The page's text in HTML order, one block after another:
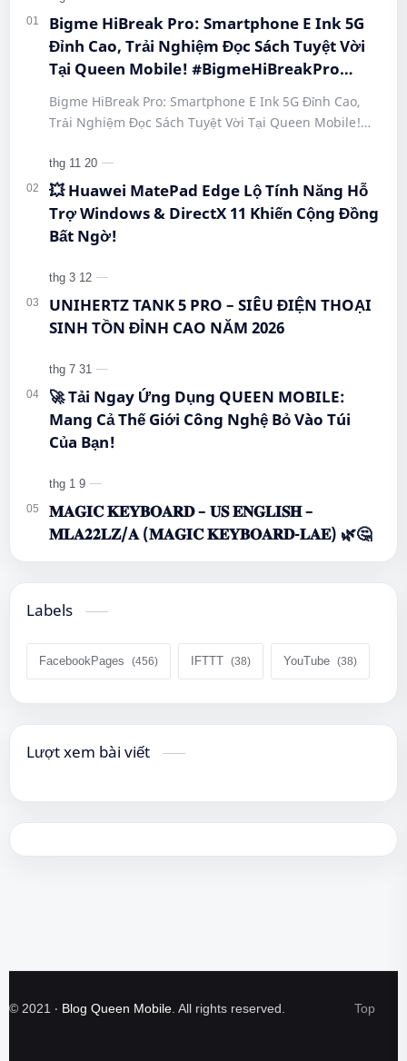
Bigme HiBreak Pro: Smartphone E Ink 5G
Đỉnh Cao, Trải Nghiệm Đọc Sách Tuyệt Vời
Tại Queen Mobile! #BigmeHiBreakPro
#SmartphoneEInk #QueenMobile
#HiBreakPro5G #DienThoaiDocSach
#CongNgheMoi #MuaSamThongMinh
#EInkPhone #5GSmartphone
Bigme HiBreak Pro: Smartphone E Ink 5G Đỉnh Cao,
Trải Nghiệm Đọc Sách Tuyệt Vời Tại Queen Mobile!
#Hi…
💥 Huawei MatePad Edge Lộ Tính Năng Hỗ
Trợ Windows & DirectX 11 Khiến Cộng Đồng
Bất Ngờ!
UNIHERTZ TANK 5 PRO – SIÊU ĐIỆN THOẠI
SINH TỒN ĐỈNH CAO NĂM 2026
🚀 Tải Ngay Ứng Dụng QUEEN MOBILE:
Mang Cả Thế Giới Công Nghệ Bỏ Vào Túi
Của Bạn!
𝐌𝐀𝐆𝐈𝐂 𝐊𝐄𝐘𝐁𝐎𝐀𝐑𝐃 – 𝐔𝐒 𝐄𝐍𝐆𝐋𝐈𝐒𝐇 –
𝐌𝐋𝐀𝟐𝟐𝐋𝐙/𝐀 (𝐌𝐀𝐆𝐈𝐂 𝐊𝐄𝐘𝐁𝐎𝐀𝐑𝐃-𝐋𝐀𝐄) 🌿🤔
Labels
FacebookPages IFTTT YouTube
Lượt xem bài viết
© 2021 ‧ Blog Queen Mobile . All rights reserved.